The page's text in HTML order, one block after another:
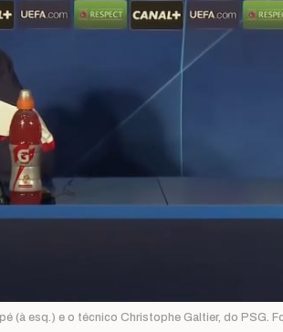
(à esq.) e o técnico Christophe Galtier, do PSG.